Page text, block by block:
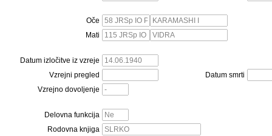
Oče
Mati
Datum izločitve iz vzreje
Vzrejni pregled
Datum smrti
Vzrejno dovoljenje
Delovna funkcija
Rodovna knjiga